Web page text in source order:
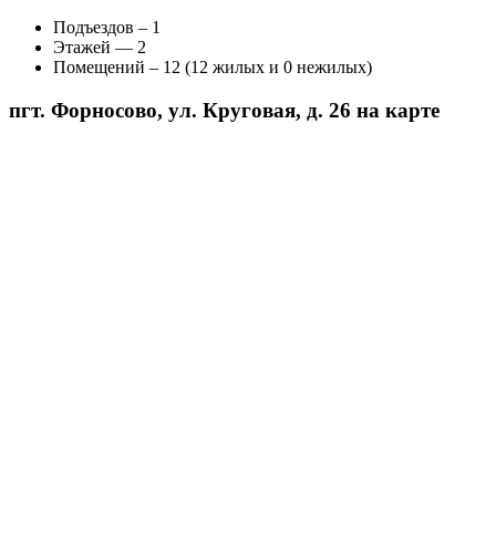
Подъездов – 1
Этажей — 2
Помещений – 12 (12 жилых и 0 нежилых)
пгт. Форносово, ул. Круговая, д. 26 на карте